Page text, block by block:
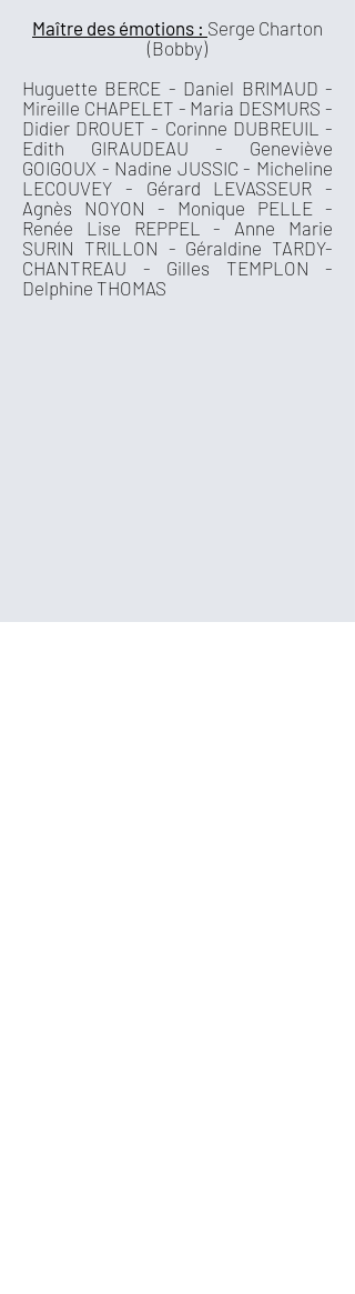
Maître des émotions : Serge Charton
(Bobby)
Huguette BERCE - Daniel BRIMAUD -
Mireille CHAPELET - Maria DESMURS -
Didier DROUET - Corinne DUBREUIL -
Edith GIRAUDEAU - Geneviève
GOIGOUX - Nadine JUSSIC - Micheline
LECOUVEY - Gérard LEVASSEUR -
Agnès NOYON - Monique PELLE -
Renée Lise REPPEL - Anne Marie
SURIN TRILLON - Géraldine TARDY-
CHANTREAU - Gilles TEMPLON -
Delphine THOMAS